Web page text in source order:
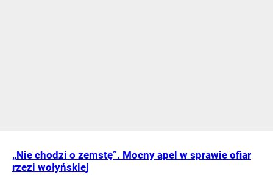
„Nie chodzi o zemstę”. Mocny apel w sprawie ofiar
rzezi wołyńskiej